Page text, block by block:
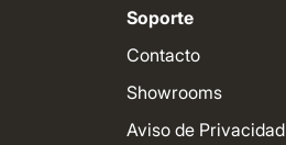
Soporte
Contacto
Showrooms
Aviso de Privacidad